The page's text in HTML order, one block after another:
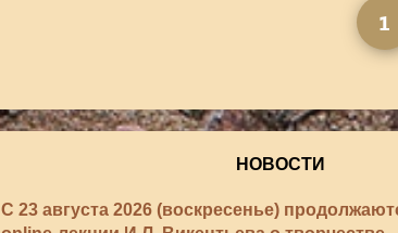
1
НОВОСТИ
С 23 августа 2026 (воскресенье)